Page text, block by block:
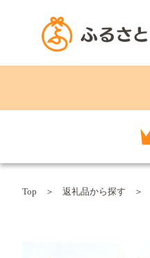
Top 返礼品から探す